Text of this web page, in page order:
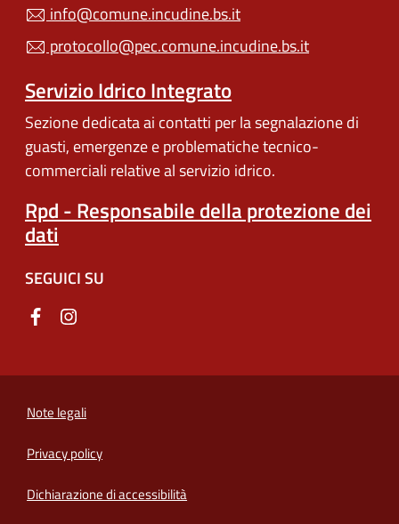
info@comune.incudine.bs.it
protocollo@pec.comune.incudine.bs.it
Servizio Idrico Integrato
Sezione dedicata ai contatti per la segnalazione di
guasti, emergenze e problematiche tecnico-
commerciali relative al servizio idrico.
Rpd - Responsabile della protezione dei
dati
SEGUICI SU
Note legali
Privacy policy
Dichiarazione di accessibilità